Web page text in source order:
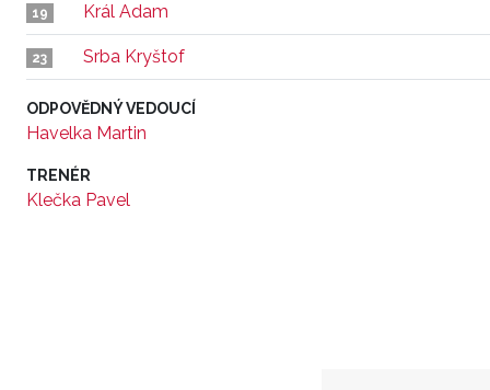
19 Král Adam
23 Srba Kryštof
ODPOVĚDNÝ VEDOUCÍ
Havelka Martin
TRENÉR
Klečka Pavel